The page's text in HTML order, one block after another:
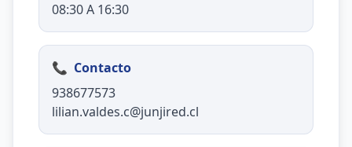
08:30 A 16:30
📞 Contacto
938677573
lilian.valdes.c@junjired.cl